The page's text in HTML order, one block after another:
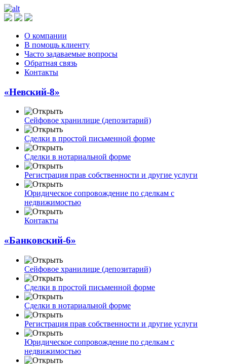
О компании
В помощь клиенту
Часто задаваемые вопросы
Обратная связь
Контакты
«Невский-8»
Сейфовое хранилище (депозитарий)
Сделки в простой письменной форме
Сделки в нотариальной форме
Регистрация прав собственности и другие услуги
Юридическое сопровождение по сделкам с
недвижимостью
Контакты
«Банковский-6»
Сейфовое хранилище (депозитарий)
Сделки в простой письменной форме
Сделки в нотариальной форме
Регистрация прав собственности и другие услуги
Юридическое сопровождение по сделкам с
недвижимостью